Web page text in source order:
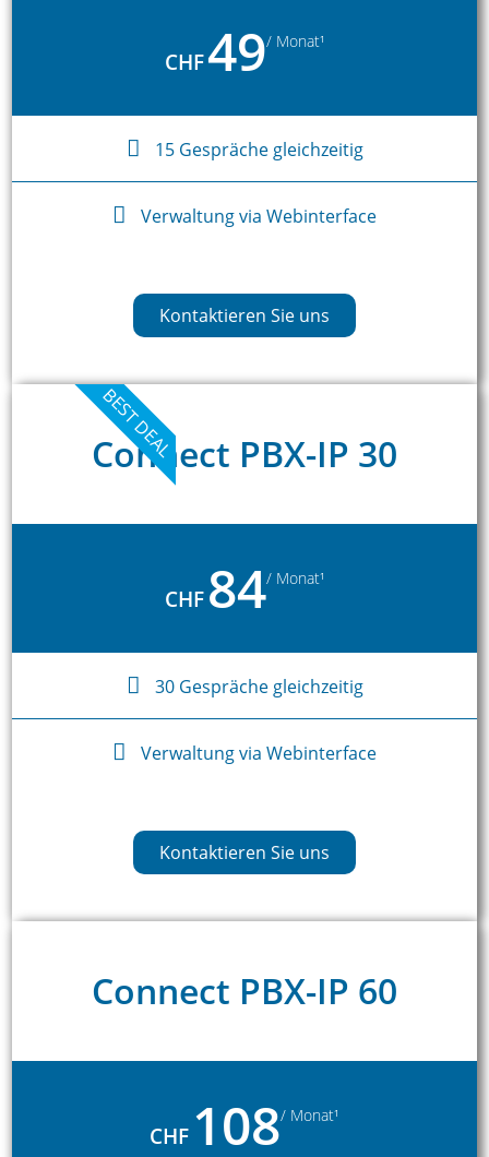
CHF49/ Monat¹
15 Gespräche gleichzeitig
Verwaltung via Webinterface
Kontaktieren Sie uns
BEST DEAL
Connect PBX-IP 30
CHF 84/ Monat¹
30 Gespräche gleichzeitig
Verwaltung via Webinterface
Kontaktieren Sie uns
Connect PBX-IP 60
CHF 108/ Monat¹